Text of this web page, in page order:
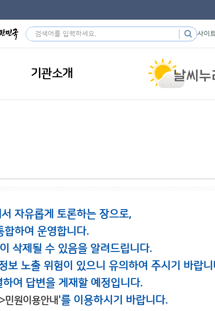
사이
기관소개
자유롭게 토론하는 장으로,
합하여 운영합니다.
삭제될 수 있음을 알려드립니다.
보 노출 위험이 있으니 유의하여 주시기 바랍니
여 답변을 게재할 예정입니다.
민원이용안내'를 이용하시기 바랍니다.